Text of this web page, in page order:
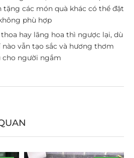
tặng các món quà khác có thể đặt
phù hợp
hay lãng hoa thì ngược lại, dù
vẫn tạo sắc và hương thơm
cho người ngắm